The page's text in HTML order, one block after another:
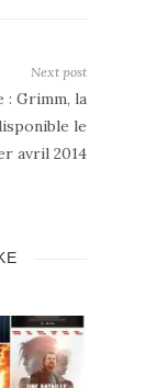
Next post
: Grimm, la
le
avril 2014